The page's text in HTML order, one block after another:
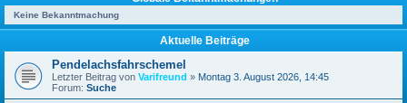
Keine Bekanntmachung
Aktuelle Beiträge
Pendelachsfahrschemel
Letzter Beitrag von Varifreund » Montag 3. August 2026, 14:45
Forum: Suche